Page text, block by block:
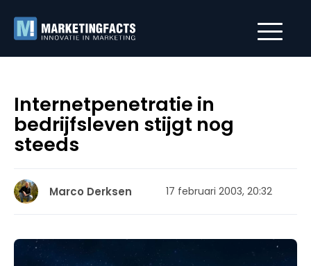
Internetpenetratie in
bedrijfsleven stijgt nog
steeds
Marco Derksen 17 februari 2003, 20:32